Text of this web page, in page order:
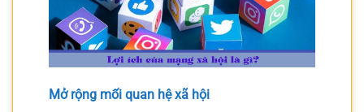
Mở rộng mối quan hệ xã hội